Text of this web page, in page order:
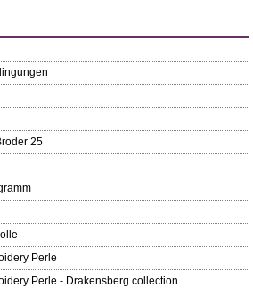
25
Perle
Perle - Drakensberg collection